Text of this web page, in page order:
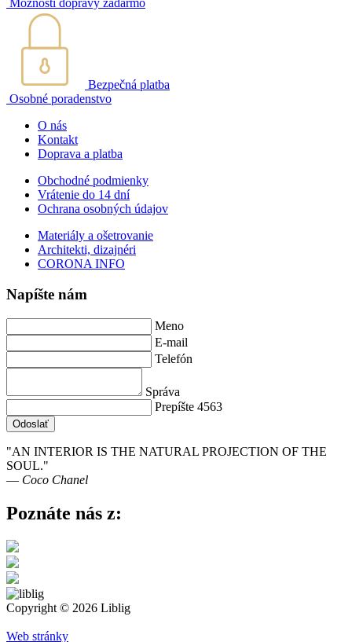
Možnosti dopravy zadarmo
Bezpečná platba
Osobné poradenstvo
O nás
Kontakt
Doprava a platba
Obchodné podmienky
Vrátenie do 14 dní
Ochrana osobných údajov
Materiály a ošetrovanie
Architekti, dizajnéri
CORONA INFO
Napíšte nám
Meno
E-mail
Telefón
Správa
Prepíšte 4563
Odoslať
"AN INTERIOR IS THE NATURAL PROJECTION OF THE
SOUL."
― Coco Chanel
Poznáte nás z:
Copyright © 2026 Liblig
Web stránky